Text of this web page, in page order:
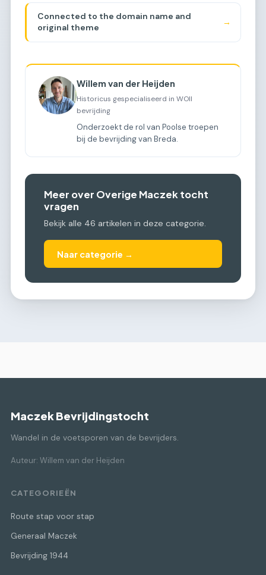
Connected to the domain name and
original theme
→
Willem van der Heijden
Historicus gespecialiseerd in WOII
bevrijding
Onderzoekt de rol van Poolse troepen
bij de bevrijding van Breda.
Meer over Overige Maczek tocht
vragen
Bekijk alle 46 artikelen in deze categorie.
Naar categorie →
Maczek Bevrijdingstocht
Wandel in de voetsporen van de bevrijders.
Auteur: Willem van der Heijden
CATEGORIEËN
Route stap voor stap
Generaal Maczek
Bevrijding 1944